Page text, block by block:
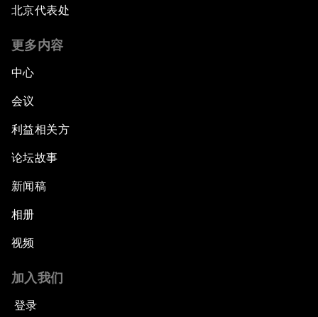
北京代表处
更多内容
中心
会议
利益相关方
论坛故事
新闻稿
相册
视频
加入我们
登录